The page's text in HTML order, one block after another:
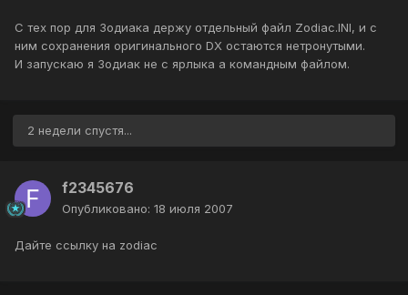
С тех пор для Зодиака держу отдельный файл Zodiac.INI, и с
ним сохранения оригинального DX остаются нетронутыми.
И запускаю я Зодиак не с ярлыка а командным файлом.
2 недели спустя...
f2345676
Опубликовано: 18 июля 2007
Дайте ссылку на zodiac